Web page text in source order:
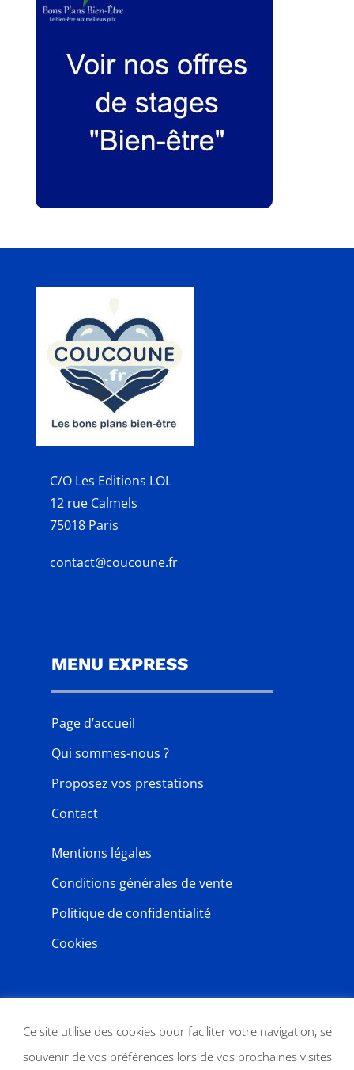
C/O Les Editions LOL
12 rue Calmels
75018 Paris
contact@coucoune.fr
MENU EXPRESS
Page d’accueil
Qui sommes-nous ?
Proposez vos prestations
Contact
Mentions légales
Conditions générales de vente
Politique de confidentialité
Cookies
Ce site utilise des cookies pour faciliter votre navigation, se
souvenir de vos préférences lors de vos prochaines visites